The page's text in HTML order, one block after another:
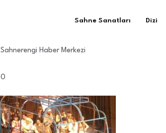
Sahne Sanatları Dizi
Sahnerengi Haber Merkezi
0